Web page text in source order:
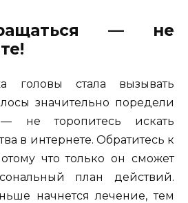
— не
головы стала вызывать
значительно поредели
не торопитесь искать
в интернете. Обратитесь к
что только он сможет
план действий.
начнется лечение, тем